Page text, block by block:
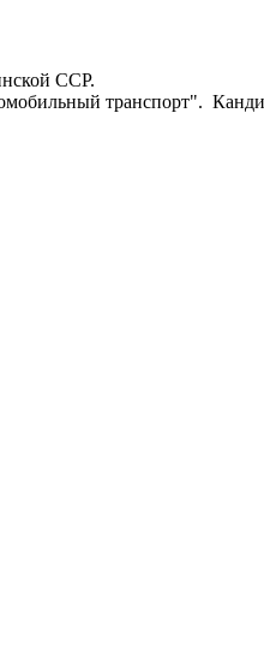
ССР.
транспорт".